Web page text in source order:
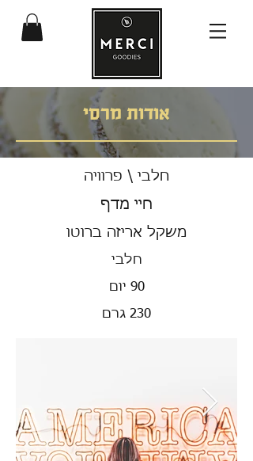
אודות מרסי
חלבי \ פרוויה
חיי מדף
משקל אריזה ברוטו
חלבי
90 יום
230 גרם